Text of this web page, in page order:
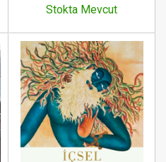
Stokta Mevcut